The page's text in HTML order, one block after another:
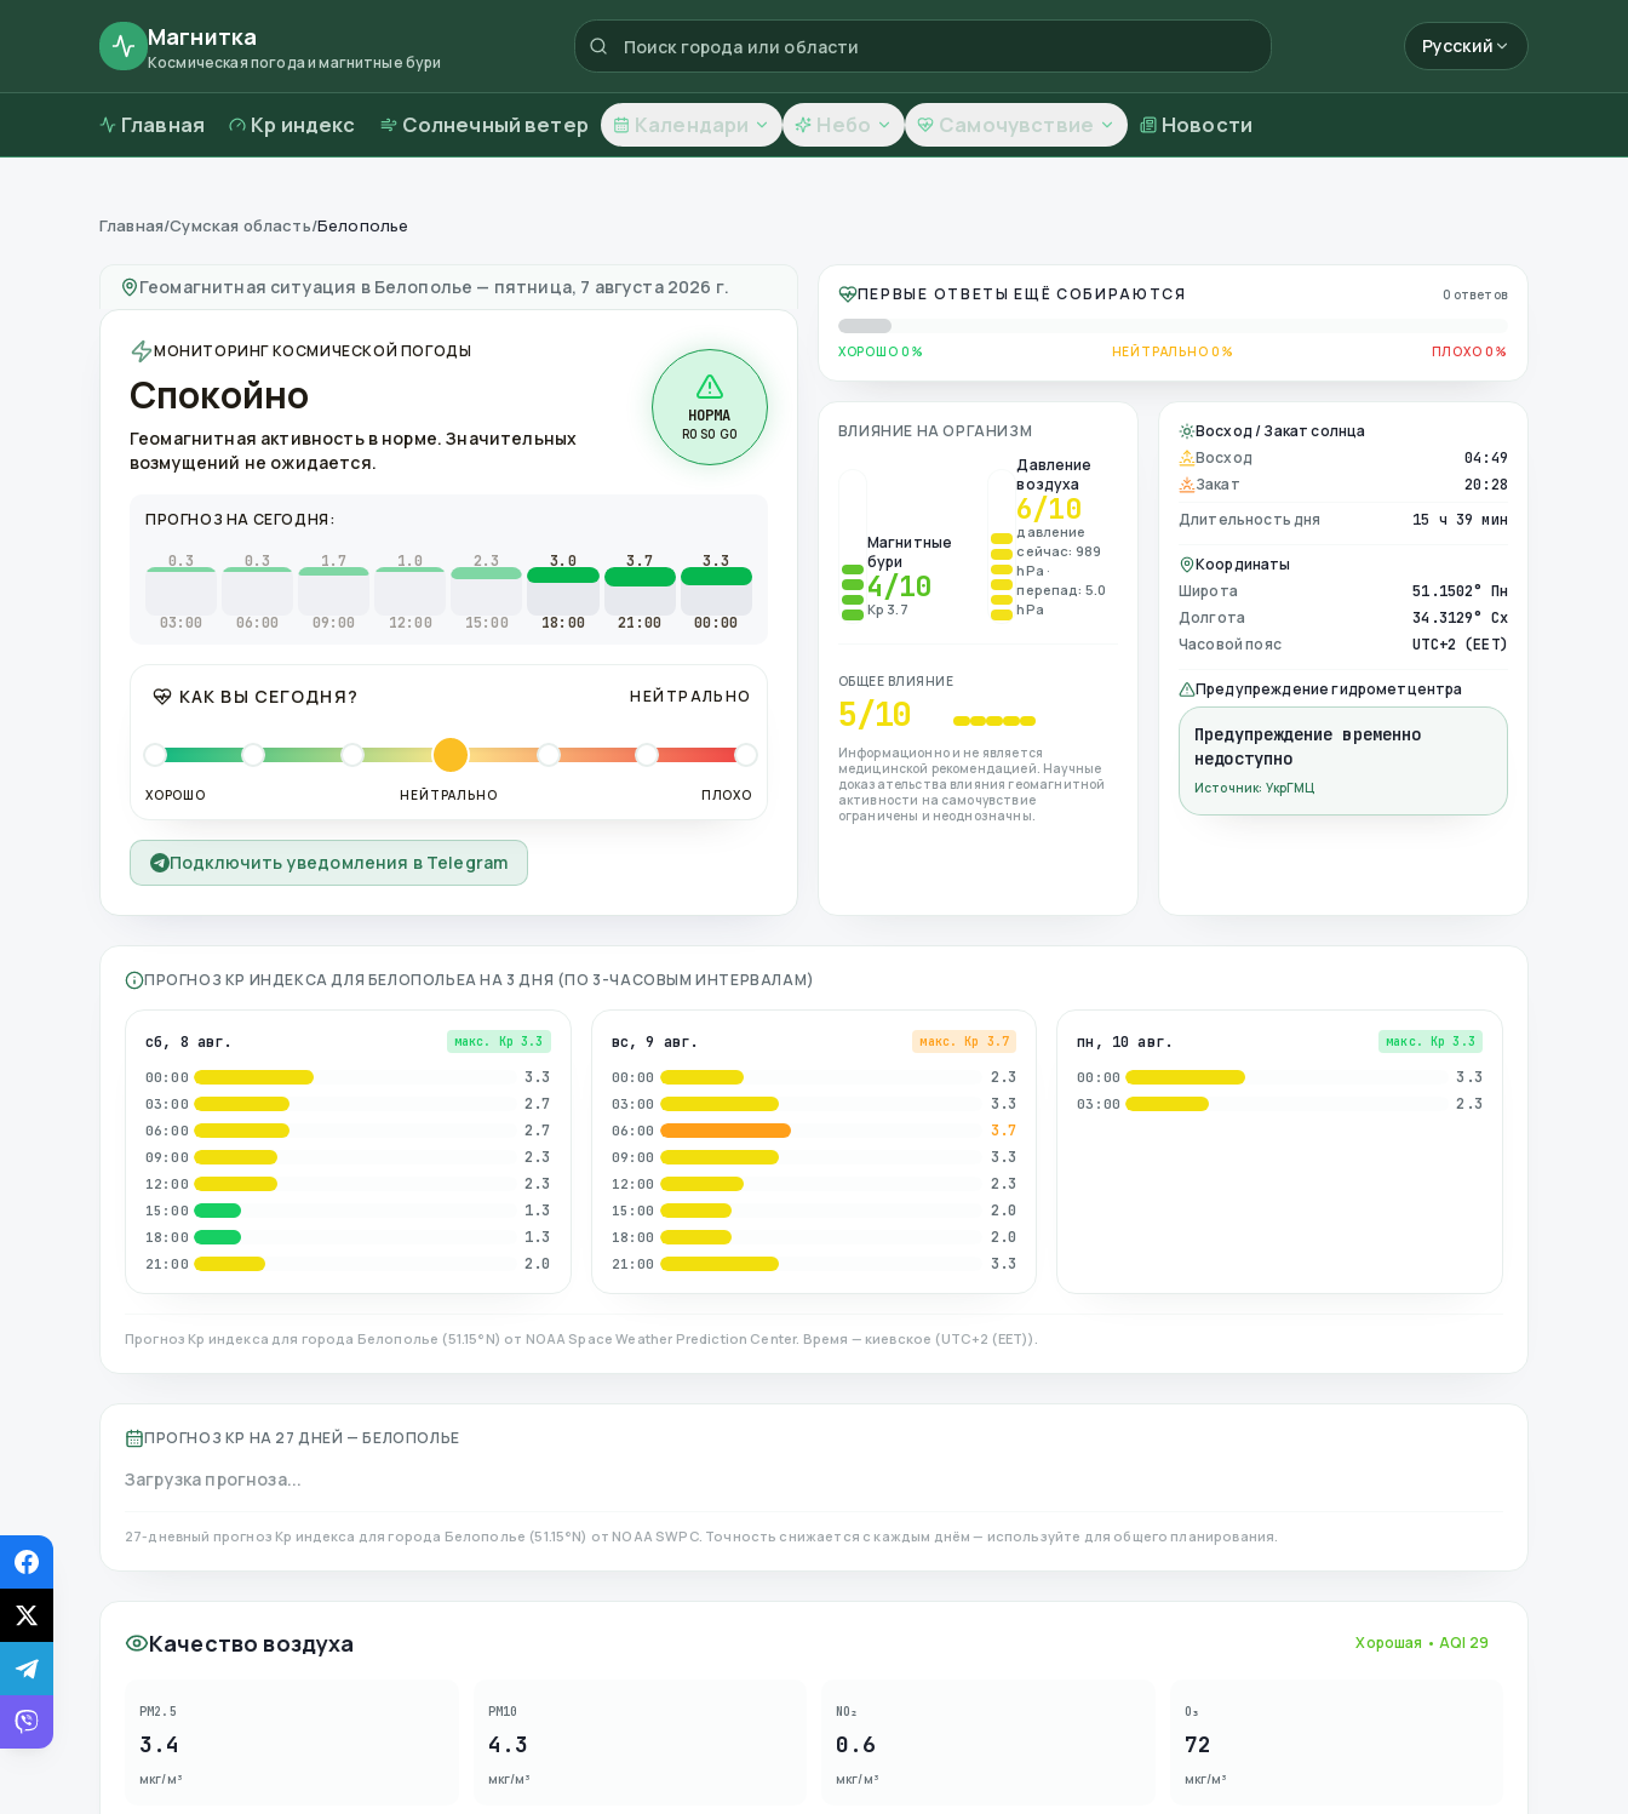
Магнитка
Космическая погода и магнитные бури
Русский
Главная Kp индекс Солнечный ветер Календари Небо Самочувствие Новости
Магнитные бури вБелополье—
Главная/Сумская область/Белополье
Геомагнитная ситуация в Белополье — пятница, 7 августа 2026 г.
МОНИТОРИНГ КОСМИЧЕСКОЙ ПОГОДЫ
Спокойно
Геомагнитная активность в норме. Значительных
возмущений не ожидается.
НОРМА
R0 S0 G0
ПРОГНОЗ НА СЕГОДНЯ:
0.3
03:00
0.3
06:00
1.7
09:00
1.0
12:00
2.3
15:00
3.0
18:00
3.7
21:00
3.3
00:00
КАК ВЫ СЕГОДНЯ? НЕЙТРАЛЬНО
ХОРОШО НЕЙТРАЛЬНО ПЛОХО
Подключить уведомления в Telegram
ПЕРВЫЕ ОТВЕТЫ ЕЩЁ СОБИРАЮТСЯ 0 ответов
ХОРОШО 0% НЕЙТРАЛЬНО 0% ПЛОХО 0%
ВЛИЯНИЕ НА ОРГАНИЗМ
Магнитные
бури
4/10
Kp 3.7
Давление
воздуха
6/10
давление
сейчас: 989
hPa ·
перепад: 5.0
hPa
ОБЩЕЕ ВЛИЯНИЕ
5/10
Информационно и не является
медицинской рекомендацией. Научные
доказательства влияния геомагнитной
активности на самочувствие
ограничены и неоднозначны.
Восход / Закат солнца
Восход
04:49
Закат 20:28
Длительность дня 15 ч 39 мин
Координаты
Широта
51.1502° Пн
Долгота 34.3129° Сх
Часовой пояс UTC+2 (EET)
Предупреждение гидрометцентра
Предупреждение временно
недоступно
Источник: УкрГМЦ
ПРОГНОЗ KP ИНДЕКСА ДЛЯ БЕЛОПОЛЬЕА НА 3 ДНЯ (ПО 3-ЧАСОВЫМ ИНТЕРВАЛАМ)
сб, 8 авг. макс. Kp 3.3
00:00 3.3
03:00 2.7
06:00 2.7
09:00 2.3
12:00 2.3
15:00 1.3
18:00 1.3
21:00 2.0
вс, 9 авг. макс. Kp 3.7
00:00 2.3
03:00 3.3
06:00 3.7
09:00 3.3
12:00 2.3
15:00 2.0
18:00 2.0
21:00 3.3
пн, 10 авг. макс. Kp 3.3
00:00 3.3
03:00 2.3
Прогноз Kp индекса для города Белополье (51.15°N) от NOAA Space Weather Prediction Center. Время — киевское (UTC+2 (EET)).
ПРОГНОЗ KP НА 27 ДНЕЙ — БЕЛОПОЛЬЕ
Загрузка прогноза...
27-дневный прогноз Kp индекса для города Белополье (51.15°N) от NOAA SWPC. Точность снижается с каждым днём — используйте для общего планирования.
Качество воздуха Хорошая • AQI 29
PM2.5
3.4
мкг/м³
PM10
4.3
мкг/м³
NO₂
0.6
мкг/м³
O₃
72
мкг/м³